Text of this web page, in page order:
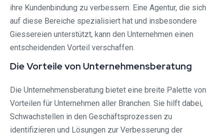
ihre Kundenbindung zu verbessern. Eine Agentur, die sich
auf diese Bereiche spezialisiert hat und insbesondere
Giessereien unterstützt, kann den Unternehmen einen
entscheidenden Vorteil verschaffen.
Die Vorteile von Unternehmensberatung
Die Unternehmensberatung bietet eine breite Palette von
Vorteilen für Unternehmen aller Branchen. Sie hilft dabei,
Schwachstellen in den Geschäftsprozessen zu
identifizieren und Lösungen zur Verbesserung der